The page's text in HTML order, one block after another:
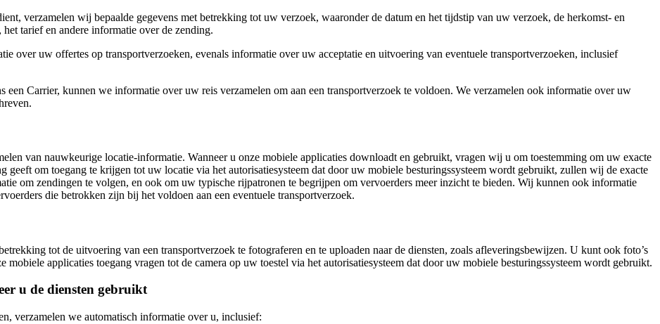
verzamelen wij bepaalde gegevens met betrekking tot uw verzoek, waaronder de datum en het tijdstip van uw verzoek, de herkomst- en
tarief en andere informatie over de zending.
over uw offertes op transportverzoeken, evenals informatie over uw acceptatie en uitvoering van eventuele transportverzoeken, inclusief
een Carrier, kunnen we informatie over uw reis verzamelen om aan een transportverzoek te voldoen. We verzamelen ook informatie over uw
van nauwkeurige locatie-informatie. Wanneer u onze mobiele applicaties downloadt en gebruikt, vragen wij u om toestemming om uw exacte
geeft om toegang te krijgen tot uw locatie via het autorisatiesysteem dat door uw mobiele besturingssysteem wordt gebruikt, zullen wij de exacte
om zendingen te volgen, en ook om uw typische rijpatronen te begrijpen om vervoerders meer inzicht te bieden. Wij kunnen ook informatie
die betrokken zijn bij het voldoen aan een eventuele transportverzoek.
tot de uitvoering van een transportverzoek te fotograferen en te uploaden naar de diensten, zoals afleveringsbewijzen. U kunt ook foto’s
applicaties toegang vragen tot de camera op uw toestel via het autorisatiesysteem dat door uw mobiele besturingssysteem wordt gebruikt.
u de diensten gebruikt
verzamelen we automatisch informatie over u, inclusief: